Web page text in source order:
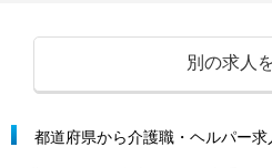
別の求人
都道府県から介護職・ヘルパー求